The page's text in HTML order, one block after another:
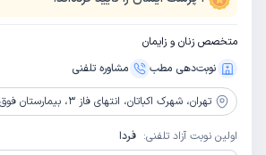
متخصص زنان و زایمان
نوبت‌دهی مطب
مشاوره‌ تلفنی
تهران، شهرک اکباتان، انتهای فاز 3، بیمارستان فوق تخصصی صارم
اولین نوبت آزاد تلفنی: فردا